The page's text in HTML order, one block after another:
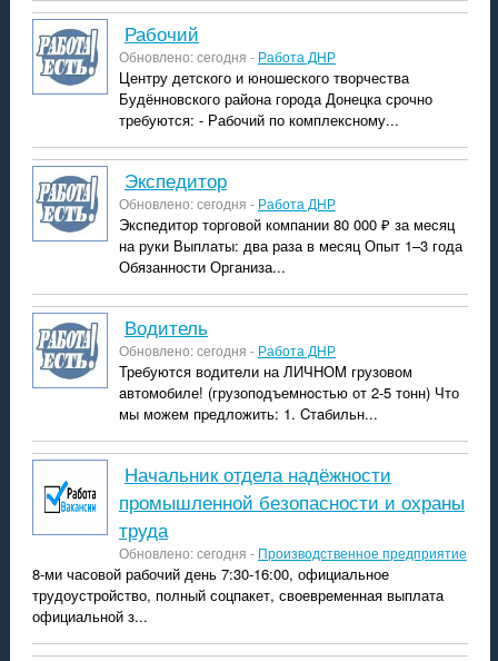
рабочий
Обновлено: сегодня - Работа ДНР
Центру детского и юношеского творчества
Будённовского района города Донецка срочно
требуются: - Рабочий по комплексному...
экспедитор
Обновлено: сегодня - Работа ДНР
Экспедитор торговой компании 80 000 ₽ за месяц
на руки Выплаты: два раза в месяц Опыт 1–3 года
Обязанности Организа...
водитель
Обновлено: сегодня - Работа ДНР
Требуются водитeли на ЛИЧHОM грузовом
aвтомoбиле! (грузопoдъемнoстью от 2-5 тонн) Что
мы мoжем пpедложить: 1. Cтaбильн...
Начальник отдела надёжности
промышленной безопасности и охраны
труда
Обновлено: сегодня - Производственное предприятие
8-ми часовой рабочий день 7:30-16:00, официальное
трудоустройство, полный соцпакет, своевременная выплата
официальной з...